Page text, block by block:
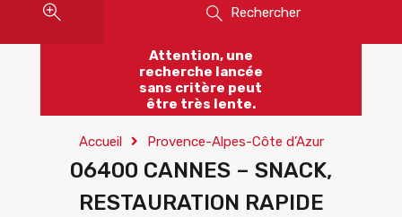
Rechercher
Attention, une
recherche lancée
sans critère peut
être très lente.
Accueil Provence-Alpes-Côte d’Azur
06400 CANNES – SNACK,
RESTAURATION RAPIDE